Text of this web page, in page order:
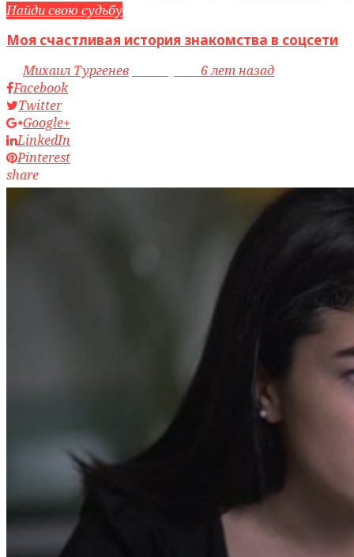
Найди свою судьбу
Моя счастливая история знакомства в соцсети
byМихаил Тургенев
6 лет назад
Facebook
Twitter
Google+
LinkedIn
Pinterest
share